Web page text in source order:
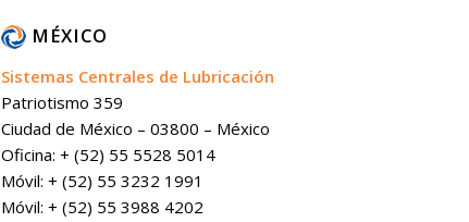
MÉXICO
Sistemas Centrales de Lubricación
Patriotismo 359
Ciudad de México – 03800 – México
Oficina: + (52) 55 5528 5014
Móvil: + (52) 55 3232 1991
Móvil: + (52) 55 3988 4202